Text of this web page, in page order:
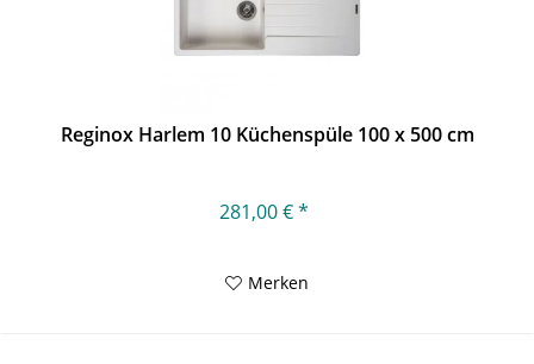
Reginox Harlem 10 Küchenspüle 100 x 500 cm
281,00 € *
Merken